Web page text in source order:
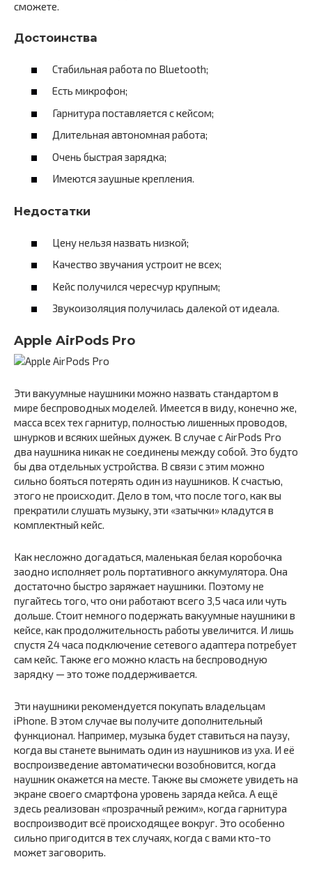
сможете.
Достоинства
Стабильная работа по Bluetooth;
Есть микрофон;
Гарнитура поставляется с кейсом;
Длительная автономная работа;
Очень быстрая зарядка;
Имеются заушные крепления.
Недостатки
Цену нельзя назвать низкой;
Качество звучания устроит не всех;
Кейс получился чересчур крупным;
Звукоизоляция получилась далекой от идеала.
Apple AirPods Pro
Эти вакуумные наушники можно назвать стандартом в
мире беспроводных моделей. Имеется в виду, конечно же,
масса всех тех гарнитур, полностью лишенных проводов,
шнурков и всяких шейных дужек. В случае с AirPods Pro
два наушника никак не соединены между собой. Это будто
бы два отдельных устройства. В связи с этим можно
сильно бояться потерять один из наушников. К счастью,
этого не происходит. Дело в том, что после того, как вы
прекратили слушать музыку, эти «затычки» кладутся в
комплектный кейс.
Как несложно догадаться, маленькая белая коробочка
заодно исполняет роль портативного аккумулятора. Она
достаточно быстро заряжает наушники. Поэтому не
пугайтесь того, что они работают всего 3,5 часа или чуть
дольше. Стоит немного подержать вакуумные наушники в
кейсе, как продолжительность работы увеличится. И лишь
спустя 24 часа подключение сетевого адаптера потребует
сам кейс. Также его можно класть на беспроводную
зарядку — это тоже поддерживается.
Эти наушники рекомендуется покупать владельцам
iPhone. В этом случае вы получите дополнительный
функционал. Например, музыка будет ставиться на паузу,
когда вы станете вынимать один из наушников из уха. И её
воспроизведение автоматически возобновится, когда
наушник окажется на месте. Также вы сможете увидеть на
экране своего смартфона уровень заряда кейса. А ещё
здесь реализован «прозрачный режим», когда гарнитура
воспроизводит всё происходящее вокруг. Это особенно
сильно пригодится в тех случаях, когда с вами кто-то
может заговорить.